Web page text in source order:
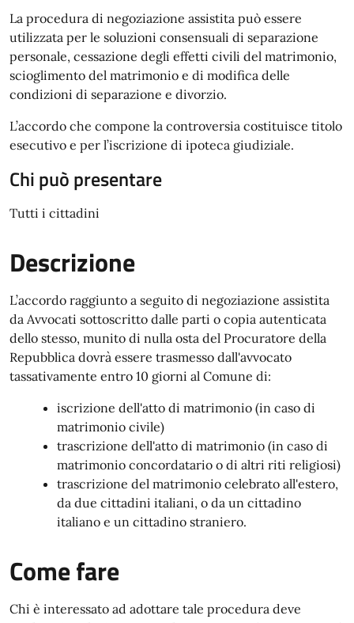
La procedura di negoziazione assistita può essere
utilizzata per le soluzioni consensuali di separazione
personale, cessazione degli effetti civili del matrimonio,
scioglimento del matrimonio e di modifica delle
condizioni di separazione e divorzio.
L’accordo che compone la controversia costituisce titolo
esecutivo e per l’iscrizione di ipoteca giudiziale.
Chi può presentare
Tutti i cittadini
Descrizione
L’accordo raggiunto a seguito di negoziazione assistita
da Avvocati sottoscritto dalle parti o copia autenticata
dello stesso, munito di nulla osta del Procuratore della
Repubblica dovrà essere trasmesso dall'avvocato
tassativamente entro 10 giorni al Comune di:
iscrizione dell'atto di matrimonio (in caso di
matrimonio civile)
trascrizione dell'atto di matrimonio (in caso di
matrimonio concordatario o di altri riti religiosi)
trascrizione del matrimonio celebrato all'estero,
da due cittadini italiani, o da un cittadino
italiano e un cittadino straniero.
Come fare
Chi è interessato ad adottare tale procedura deve